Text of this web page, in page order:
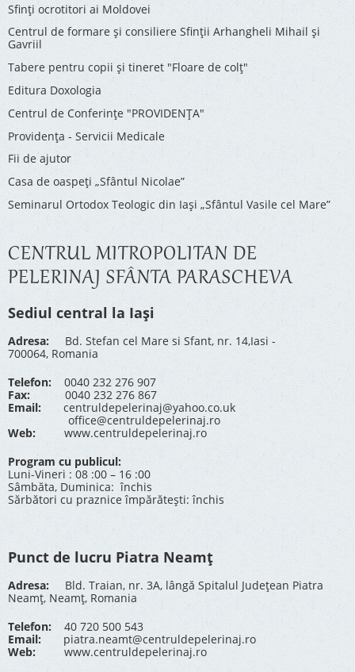
Sfinți ocrotitori ai Moldovei
Centrul de formare și consiliere Sfinții Arhangheli Mihail și
Gavriil
Tabere pentru copii şi tineret "Floare de colţ"
Editura Doxologia
Centrul de Conferinţe "PROVIDENŢA"
Providenţa - Servicii Medicale
Fii de ajutor
Casa de oaspeți „Sfântul Nicolae”
Seminarul Ortodox Teologic din Iași „Sfântul Vasile cel Mare”
CENTRUL MITROPOLITAN DE
PELERINAJ SFÂNTA PARASCHEVA
Sediul central la Iași
Adresa: Bd. Stefan cel Mare si Sfant, nr. 14,Iasi -
700064, Romania
Telefon: 0040 232 276 907
Fax: 0040 232 276 867
Email:
centruldepelerinaj@yahoo.co.uk
office@centruldepelerinaj.ro
Web:
www.centruldepelerinaj.ro
Program cu publicul:
Luni-Vineri : 08 :00 – 16 :00
Sâmbăta, Duminica: închis
Sărbători cu praznice împărătești: închis
Punct de lucru Piatra Neamț
Adresa: Bld. Traian, nr. 3A, lângă Spitalul Județean Piatra
Neamț, Neamț, Romania
Telefon:40 720 500 543
Email:
piatra.neamt@centruldepelerinaj.ro
Web:
www.centruldepelerinaj.ro